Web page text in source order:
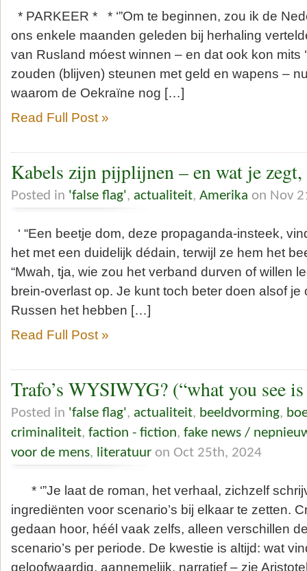
* PARKEER * * ‘”Om te beginnen, zou ik de
ons enkele maanden geleden bij herhaling
van Rusland móest winnen – en dat ook kon mits
zouden (blijven) steunen met geld en wapens –
waarom de Oekraïne nog […]
Read Full Post »
Kabels zijn pijplijnen – en wat je
Posted in 'false flag', actualiteit, Amerika on Nov
‘ “Een beetje dom, deze propaganda-insteek,
het met een duidelijk dédain, terwijl ze hem het
“Mwah, tja, wie zou het verband durven of willen
brein-overlast op. Je kunt toch beter doen alsof je
Russen het hebben […]
Read Full Post »
Trafo’s WYSIWYG? (“what you see
Posted in 'false flag', actualiteit, beeldvorming,
criminaliteit, faction - fiction, fake news /
voor de mens, literatuur on Oct 25th, 2024
* ‘”Je laat de roman, het verhaal, zichzelf
ingrediënten voor scenario’s bij elkaar te zetten.
gedaan hoor, héél vaak zelfs, alleen verschillen
scenario’s per periode. De kwestie is altijd: wat
geloofwaardig, aannemelijk, narratief – zie